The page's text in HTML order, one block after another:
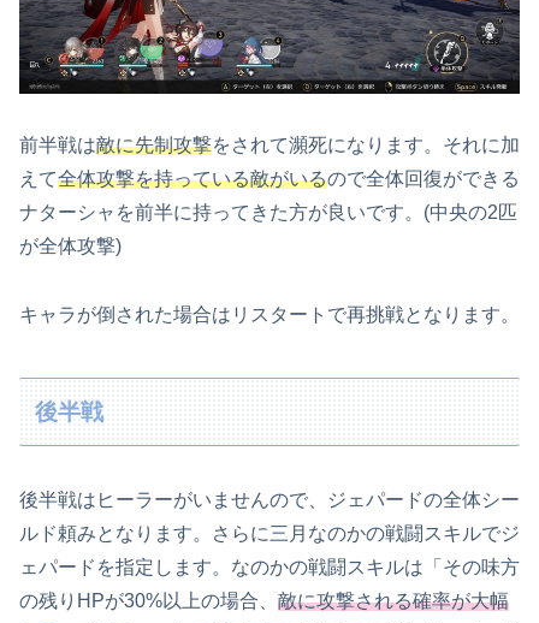
前半戦は敵に先制攻撃をされて瀕死になります。それに加
えて全体攻撃を持っている敵がいるので全体回復ができる
ナターシャを前半に持ってきた方が良いです。(中央の2匹
が全体攻撃)
キャラが倒された場合はリスタートで再挑戦となります。
後半戦
後半戦はヒーラーがいませんので、ジェパードの全体シー
ルド頼みとなります。さらに三月なのかの戦闘スキルでジ
ェパードを指定します。なのかの戦闘スキルは「その味方
の残りHPが30%以上の場合、 敵に攻撃される確率が大幅